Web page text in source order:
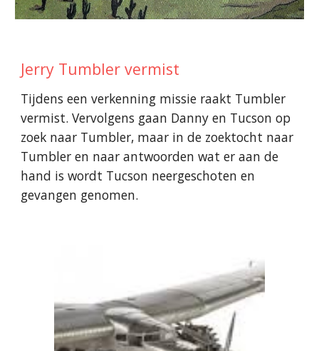
Jerry Tumbler vermist
Tijdens een verkenning missie raakt Tumbler
vermist. Vervolgens gaan Danny en Tucson op
zoek naar Tumbler, maar in de zoektocht naar
Tumbler en naar antwoorden wat er aan de
hand is wordt Tucson neergeschoten en
gevangen genomen.